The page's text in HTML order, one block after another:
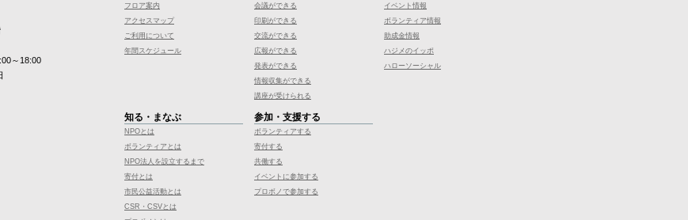
～18:00
フロア案内
アクセスマップ
ご利用について
年間スケジュール
会議ができる
印刷ができる
交流ができる
広報ができる
発表ができる
情報収集ができる
講座が受けられる
イベント情報
ボランティア情報
助成金情報
ハジメのイッポ
ハローソーシャル
知る・まなぶ
NPOとは
ボランティアとは
NPO法人を設立するまで
寄付とは
市民公益活動とは
CSR・CSVとは
参加・支援する
ボランティアする
寄付する
共働する
イベントに参加する
プロボノで参加する